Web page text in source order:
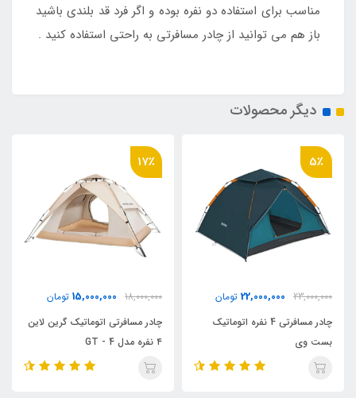
مناسب برای استفاده دو نفره بوده و اگر فرد قد بلندی باشید
باز هم می توانید از چادر مسافرتی به راحتی استفاده کنید .
دیگر محصولات
5٪
23,000,000
22,000,000 تومان
چادر مسافرتی 4 نفره اتوماتیک
بست وی
17٪
18,000,000
15,000,000 تومان
چادر مسافرتی اتوماتیک گرین لاین
۴ نفره مدل GT - 4